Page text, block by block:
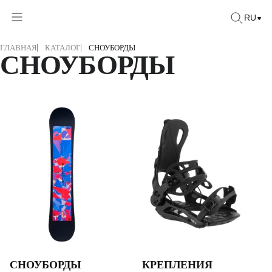
RU
ГЛАВНАЯ КАТАЛОГ СНОУБОРДЫ
СНОУБОРДЫ
СНОУБОРДЫ КРЕПЛЕНИЯ